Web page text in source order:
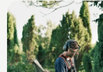
Alla
produkter